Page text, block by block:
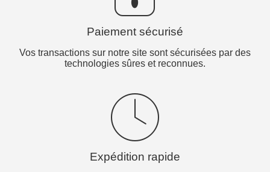
Paiement sécurisé
Vos transactions sur notre site sont sécurisées par des
technologies sûres et reconnues.
Expédition rapide